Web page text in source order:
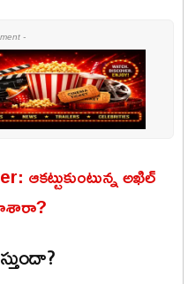
-
ఆకట్టుకుంటున్న అఖిల్